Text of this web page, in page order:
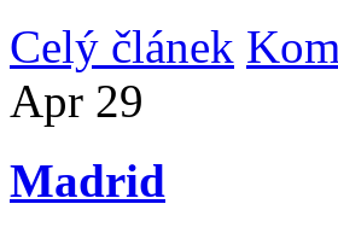
Celý článek
Apr 29
Madrid